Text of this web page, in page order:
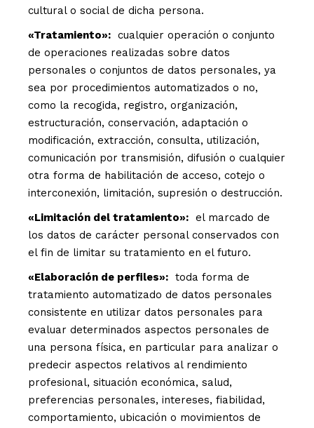
cultural o social de dicha persona.
«Tratamiento»: cualquier operación o conjunto
de operaciones realizadas sobre datos
personales o conjuntos de datos personales, ya
sea por procedimientos automatizados o no,
como la recogida, registro, organización,
estructuración, conservación, adaptación o
modificación, extracción, consulta, utilización,
comunicación por transmisión, difusión o cualquier
otra forma de habilitación de acceso, cotejo o
interconexión, limitación, supresión o destrucción.
«Limitación del tratamiento»: el marcado de
los datos de carácter personal conservados con
el fin de limitar su tratamiento en el futuro.
«Elaboración de perfiles»: toda forma de
tratamiento automatizado de datos personales
consistente en utilizar datos personales para
evaluar determinados aspectos personales de
una persona física, en particular para analizar o
predecir aspectos relativos al rendimiento
profesional, situación económica, salud,
preferencias personales, intereses, fiabilidad,
comportamiento, ubicación o movimientos de